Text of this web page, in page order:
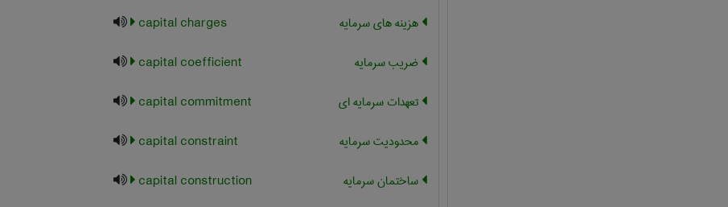
هزینه های سرمایه
capital charges
ضریب سرمایه
capital coefficient
تعهدات سرمایه ای
capital commitment
محدودیت سرمایه
capital constraint
ساختمان سرمایه
capital construction